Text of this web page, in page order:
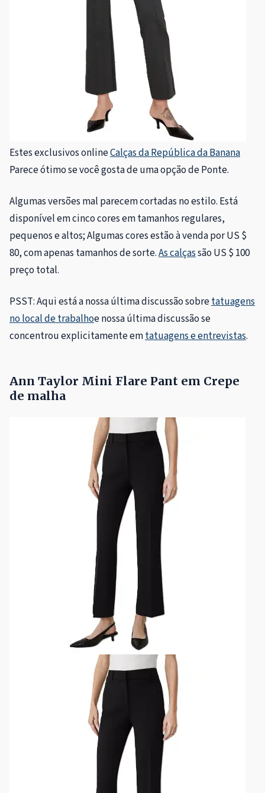
Estes exclusivos onlineCalças da República da Banana
Parece ótimo se você gosta de uma opção de Ponte.
Algumas versões mal parecem cortadas no estilo. Está
disponível em cinco cores em tamanhos regulares,
pequenos e altos; Algumas cores estão à venda por US $
80, com apenas tamanhos de sorte.As calçassão US $ 100
preço total.
PSST: Aqui está a nossa última discussão sobretatuagens
no local de trabalhoe nossa última discussão se
concentrou explicitamente emtatuagens e entrevistas.
Ann Taylor Mini Flare Pant em Crepe
de malha